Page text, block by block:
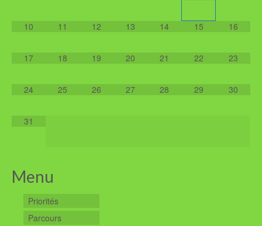
10 11 12 13 14 15 16
17 18 19 20 21 22 23
24 25 26 27 28 29 30
31
Menu
Priorités
Parcours